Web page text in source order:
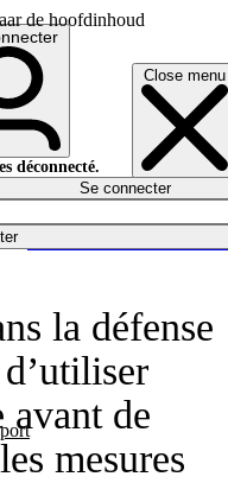
de hoofdinhoud
Close menu
déconnecté.
Se connecter
la défense
avant de
mesures